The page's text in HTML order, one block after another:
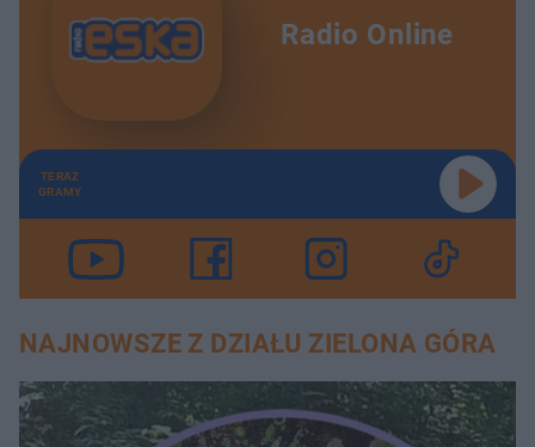
Radio Online
TERAZ
GRAMY
NAJNOWSZE Z DZIAŁU ZIELONA GÓRA